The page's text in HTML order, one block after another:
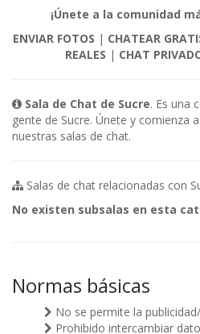
¡Únete a la comunidad
ENVIAR FOTOS | CHATEAR
REALES | CHAT
Sala de Chat de Sucre. Es una
gente de Sucre. Únete y comienza
nuestras salas de chat.
Salas de chat relacionadas con
No existen subsalas en esta
Normas básicas
No se permite la
Prohibido intercambiar